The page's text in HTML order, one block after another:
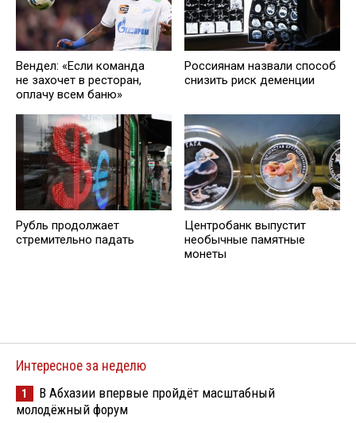
Вендел: «Если команда
не захочет в ресторан,
оплачу всем баню»
Россиянам назвали способ
снизить риск деменции
Рубль продолжает
стремительно падать
Центробанк выпустит
необычные памятные
монеты
Интересное за неделю
1
В Абхазии впервые пройдёт масштабный
молодёжный форум